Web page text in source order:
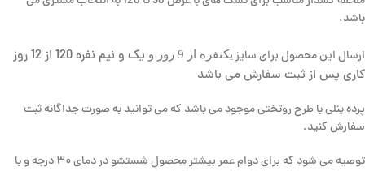
باشد.
ارسال این محصول برای سایز یکنفره از 9 روز و
یک و نیم نفره 120 از 12 روز
کاری پس از ثبت سفارش می باشد
پرده پنلی با طرح روتختی موجود می باشد که می توانید به صورت جداگانه ثبت
سفارش کنید.
توصیه می شود که برای دوام عمر بیشتر محصول شستشو در دمای ۳۰ درجه و با